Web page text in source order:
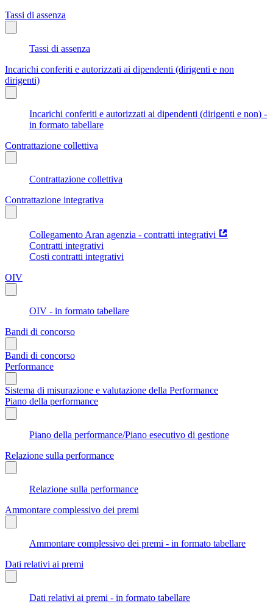
Tassi di assenza
Tassi di assenza
Incarichi conferiti e autorizzati ai dipendenti (dirigenti e non
dirigenti)
Incarichi conferiti e autorizzati ai dipendenti (dirigenti e non) -
in formato tabellare
Contrattazione collettiva
Contrattazione collettiva
Contrattazione integrativa
Collegamento Aran agenzia - contratti integrativi
Contratti integrativi
Costi contratti integrativi
OIV
OIV - in formato tabellare
Bandi di concorso
Bandi di concorso
Performance
Sistema di misurazione e valutazione della Performance
Piano della performance
Piano della performance/Piano esecutivo di gestione
Relazione sulla performance
Relazione sulla performance
Ammontare complessivo dei premi
Ammontare complessivo dei premi - in formato tabellare
Dati relativi ai premi
Dati relativi ai premi - in formato tabellare